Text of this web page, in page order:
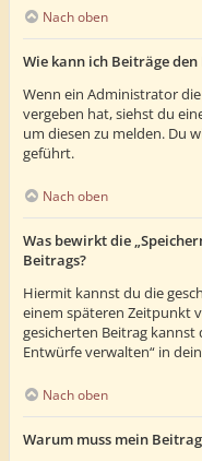
Nach oben
Wie kann ich Beiträge
Wenn ein Administrator
vergeben hat, siehst du
um diesen zu melden. Du
geführt.
Nach oben
Was bewirkt die
Beitrags?
Hiermit kannst du die
einem späteren Zeitpunkt
gesicherten Beitrag
Entwürfe verwalten“ in
Nach oben
Warum muss mein